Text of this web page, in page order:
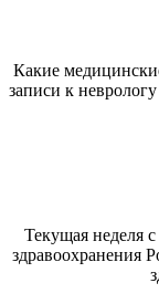
Какие
записи к
Текущая неделя
здравоохранения